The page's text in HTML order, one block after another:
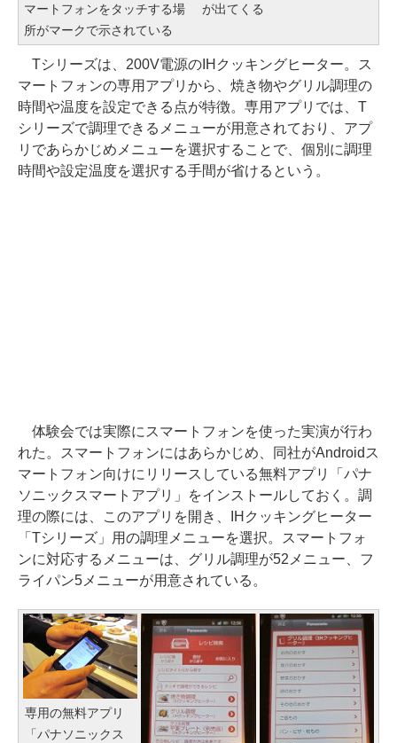
マートフォンをタッチする場
所がマークで示されている
が出てくる
Tシリーズは、200V電源のIHクッキングヒーター。ス
マートフォンの専用アプリから、焼き物やグリル調理の
時間や温度を設定できる点が特徴。専用アプリでは、T
シリーズで調理できるメニューが用意されており、アプ
リであらかじめメニューを選択することで、個別に調理
時間や設定温度を選択する手間が省けるという。
体験会では実際にスマートフォンを使った実演が行わ
れた。スマートフォンにはあらかじめ、同社がAndroidス
マートフォン向けにリリースしている無料アプリ「パナ
ソニックスマートアプリ」をインストールしておく。調
理の際には、このアプリを開き、IHクッキングヒーター
「Tシリーズ」用の調理メニューを選択。スマートフォ
ンに対応するメニューは、グリル調理が52メニュー、フ
ライパン5メニューが用意されている。
専用の無料アプリ
「パナソニックス